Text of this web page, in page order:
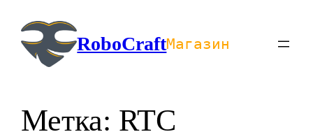
содержимомуRoboCraftМагазин
Метка: RTC